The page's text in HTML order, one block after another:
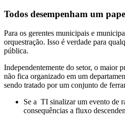
Todos desempenham um
Para os gerentes municipais e
orquestração. Isso é verdade para
pública.
Independentemente do setor, o maior
não fica organizado em um
sendo tratado por um conjunto de
Se a TI sinalizar um evento de
consequências a fluxo